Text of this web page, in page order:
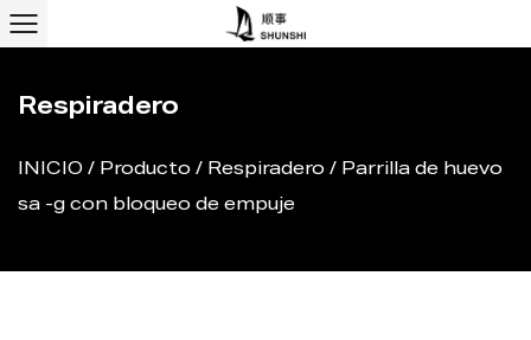
Respiradero
INICIO / Producto / Respiradero / Parrilla de huevo
sa -g con bloqueo de empuje